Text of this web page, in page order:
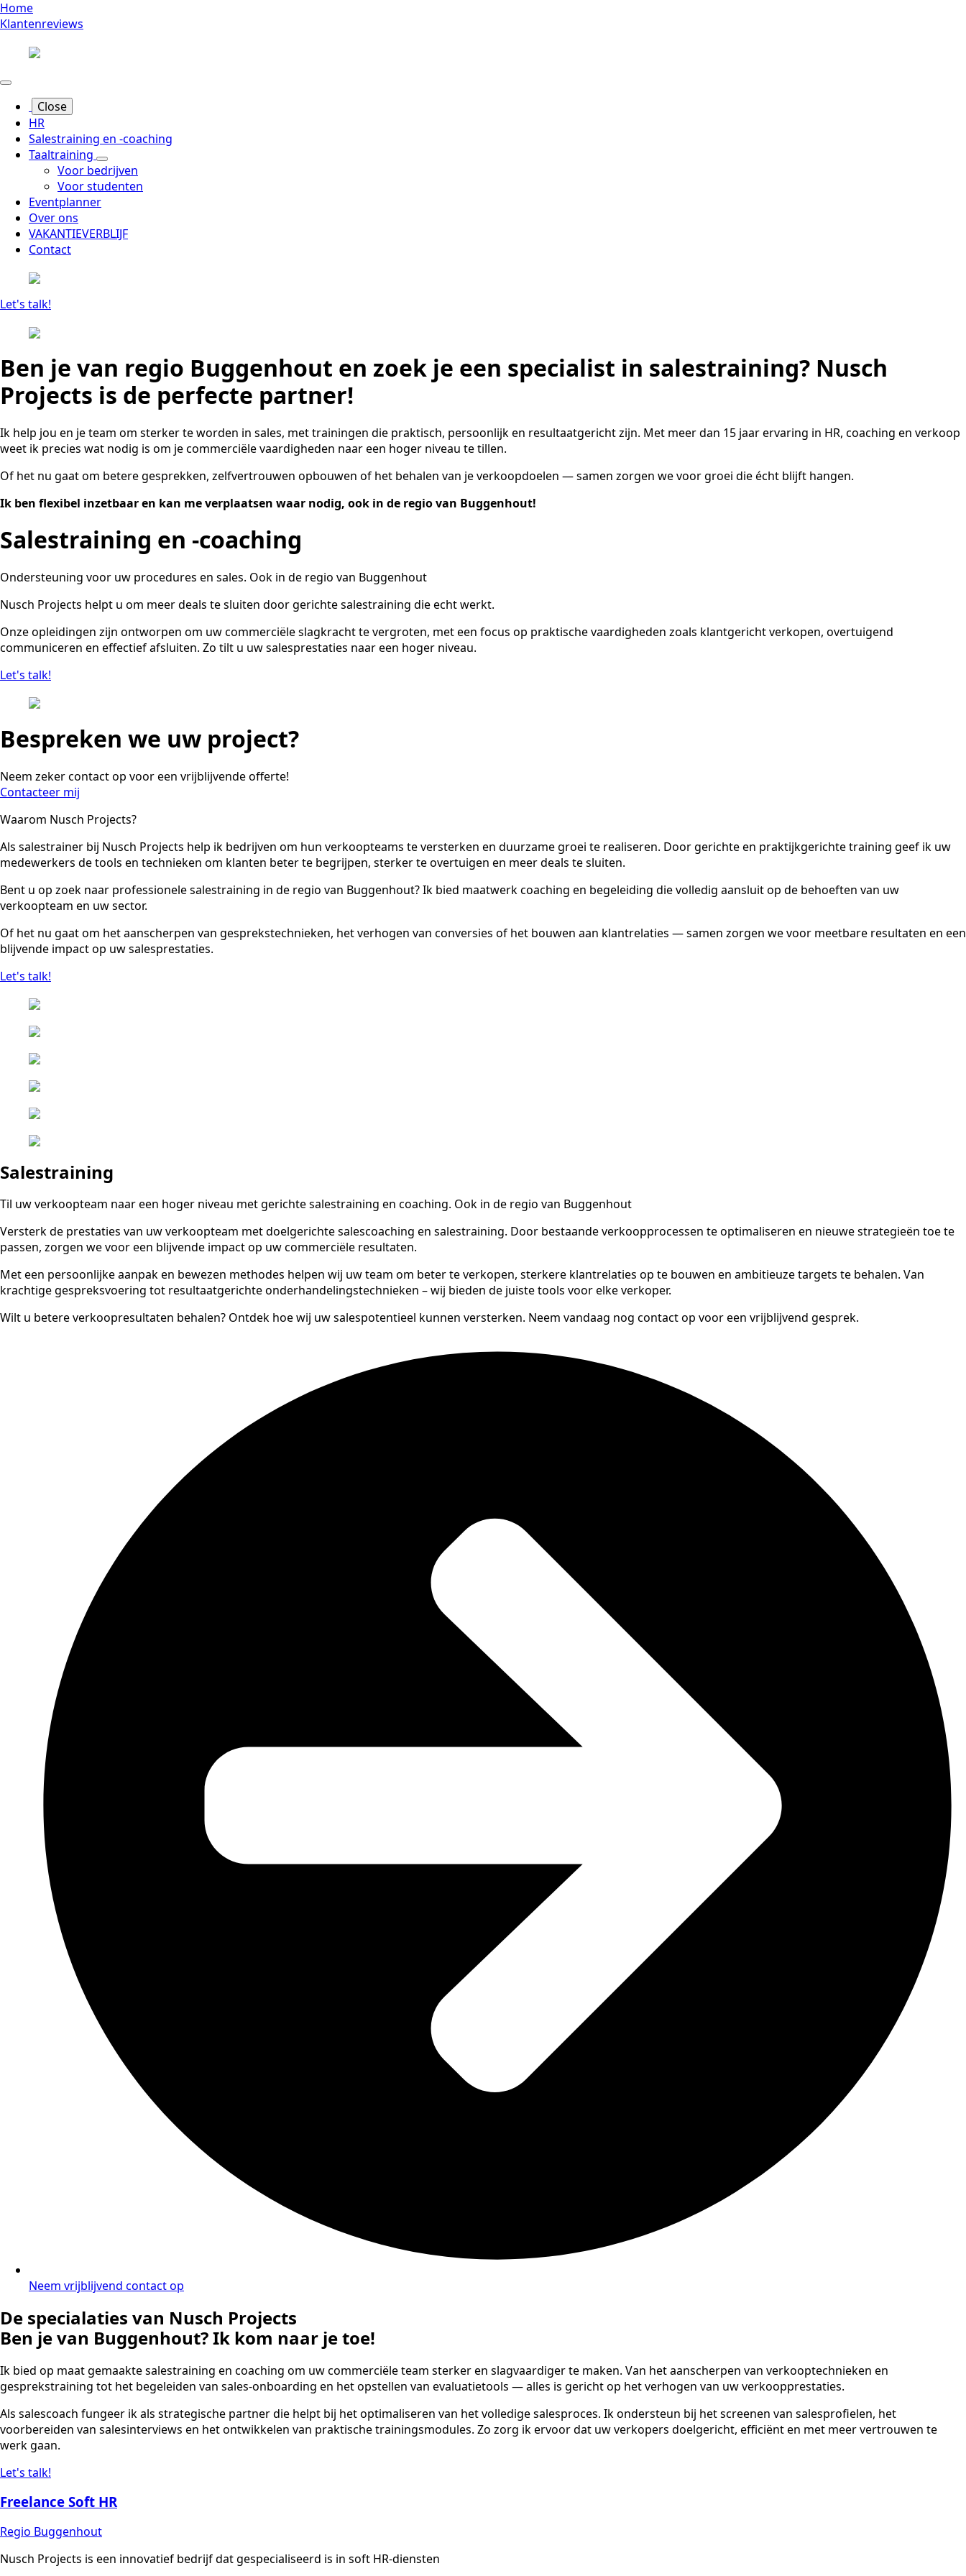
Home
Klantenreviews
Close
HR
Salestraining en -coaching
Taaltraining
Voor bedrijven
Voor studenten
Eventplanner
Over ons
VAKANTIEVERBLIJF
Contact
Let's talk!
Ben je van regio Buggenhout en zoek je een specialist in salestraining? Nusch
Projects is de perfecte partner!
Ik help jou en je team om sterker te worden in sales, met trainingen die praktisch, persoonlijk en resultaatgericht zijn. Met meer dan 15 jaar ervaring in HR, coaching en verkoop
weet ik precies wat nodig is om je commerciële vaardigheden naar een hoger niveau te tillen.
Of het nu gaat om betere gesprekken, zelfvertrouwen opbouwen of het behalen van je verkoopdoelen — samen zorgen we voor groei die écht blijft hangen.
Ik ben flexibel inzetbaar en kan me verplaatsen waar nodig, ook in de regio van Buggenhout!
Salestraining en -coaching
Ondersteuning voor uw procedures en sales. Ook in de regio van Buggenhout
Nusch Projects helpt u om meer deals te sluiten door gerichte salestraining die echt werkt.
Onze opleidingen zijn ontworpen om uw commerciële slagkracht te vergroten, met een focus op praktische vaardigheden zoals klantgericht verkopen, overtuigend
communiceren en effectief afsluiten. Zo tilt u uw salesprestaties naar een hoger niveau.
Let's talk!
Bespreken we uw project?
Neem zeker contact op voor een vrijblijvende offerte!
Contacteer mij
Waarom Nusch Projects?
Als salestrainer bij Nusch Projects help ik bedrijven om hun verkoopteams te versterken en duurzame groei te realiseren. Door gerichte en praktijkgerichte training geef ik uw
medewerkers de tools en technieken om klanten beter te begrijpen, sterker te overtuigen en meer deals te sluiten.
Bent u op zoek naar professionele salestraining in de regio van Buggenhout? Ik bied maatwerk coaching en begeleiding die volledig aansluit op de behoeften van uw
verkoopteam en uw sector.
Of het nu gaat om het aanscherpen van gesprekstechnieken, het verhogen van conversies of het bouwen aan klantrelaties — samen zorgen we voor meetbare resultaten en een
blijvende impact op uw salesprestaties.
Let's talk!
Salestraining
Til uw verkoopteam naar een hoger niveau met gerichte salestraining en coaching. Ook in de regio van Buggenhout
Versterk de prestaties van uw verkoopteam met doelgerichte salescoaching en salestraining. Door bestaande verkoopprocessen te optimaliseren en nieuwe strategieën toe te
passen, zorgen we voor een blijvende impact op uw commerciële resultaten.
Met een persoonlijke aanpak en bewezen methodes helpen wij uw team om beter te verkopen, sterkere klantrelaties op te bouwen en ambitieuze targets te behalen. Van
krachtige gespreksvoering tot resultaatgerichte onderhandelingstechnieken – wij bieden de juiste tools voor elke verkoper.
Wilt u betere verkoopresultaten behalen? Ontdek hoe wij uw salespotentieel kunnen versterken. Neem vandaag nog contact op voor een vrijblijvend gesprek.
Neem vrijblijvend contact op
De specialaties van Nusch Projects
Ben je van Buggenhout? Ik kom naar je toe!
Ik bied op maat gemaakte salestraining en coaching om uw commerciële team sterker en slagvaardiger te maken. Van het aanscherpen van verkooptechnieken en
gesprekstraining tot het begeleiden van sales-onboarding en het opstellen van evaluatietools — alles is gericht op het verhogen van uw verkoopprestaties.
Als salescoach fungeer ik als strategische partner die helpt bij het optimaliseren van het volledige salesproces. Ik ondersteun bij het screenen van salesprofielen, het
voorbereiden van salesinterviews en het ontwikkelen van praktische trainingsmodules. Zo zorg ik ervoor dat uw verkopers doelgericht, efficiënt en met meer vertrouwen te
werk gaan.
Let's talk!
Freelance Soft HR
Regio Buggenhout
Nusch Projects is een innovatief bedrijf dat gespecialiseerd is in soft HR-diensten